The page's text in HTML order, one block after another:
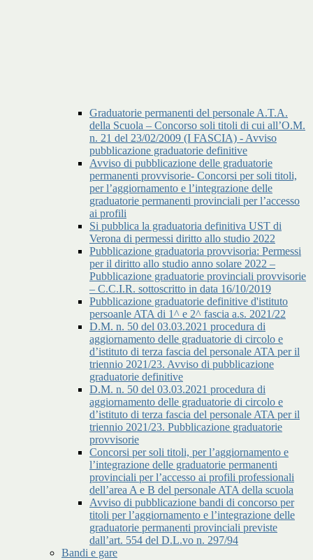
Graduatorie permanenti del personale A.T.A.
della Scuola – Concorso soli titoli di cui all’O.M.
n. 21 del 23/02/2009 (I FASCIA) - Avviso
pubblicazione graduatorie definitive
Avviso di pubblicazione delle graduatorie
permanenti provvisorie- Concorsi per soli titoli,
per l’aggiornamento e l’integrazione delle
graduatorie permanenti provinciali per l’accesso
ai profili
Si pubblica la graduatoria definitiva UST di
Verona di permessi diritto allo studio 2022
Pubblicazione graduatoria provvisoria: Permessi
per il diritto allo studio anno solare 2022 –
Pubblicazione graduatorie provinciali provvisorie
– C.C.I.R. sottoscritto in data 16/10/2019
Pubblicazione graduatorie definitive d'istituto
persoanle ATA di 1^ e 2^ fascia a.s. 2021/22
D.M. n. 50 del 03.03.2021 procedura di
aggiornamento delle graduatorie di circolo e
d’istituto di terza fascia del personale ATA per il
triennio 2021/23. Avviso di pubblicazione
graduatorie definitive
D.M. n. 50 del 03.03.2021 procedura di
aggiornamento delle graduatorie di circolo e
d’istituto di terza fascia del personale ATA per il
triennio 2021/23. Pubblicazione graduatorie
provvisorie
Concorsi per soli titoli, per l’aggiornamento e
l’integrazione delle graduatorie permanenti
provinciali per l’accesso ai profili professionali
dell’area A e B del personale ATA della scuola
Avviso di pubblicazione bandi di concorso per
titoli per l’aggiornamento e l’integrazione delle
graduatorie permanenti provinciali previste
dall’art. 554 del D.L.vo n. 297/94
Bandi e gare